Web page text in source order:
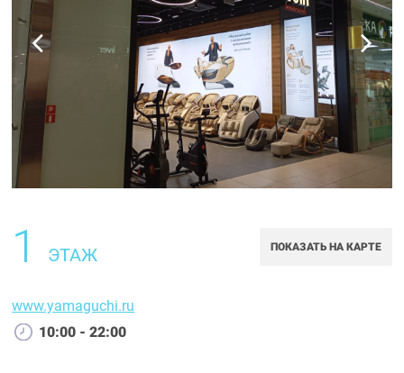
1 ЭТАЖ ПОКАЗАТЬ НА КАРТЕ
www.yamaguchi.ru
10:00 - 22:00